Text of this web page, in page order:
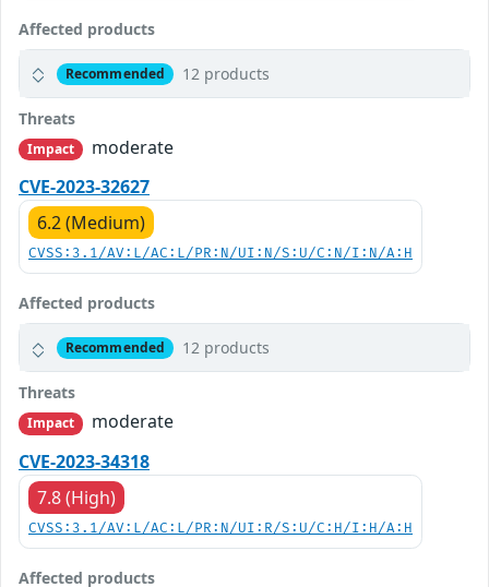
Affected products
Recommended 12 products
Threats
Impact
moderate
CVE-2023-32627
6.2 (Medium)
CVSS:3.1/AV:L/AC:L/PR:N/UI:N/S:U/C:N/I:N/A:H
Affected products
Recommended 12 products
Threats
Impact
moderate
CVE-2023-34318
7.8 (High)
CVSS:3.1/AV:L/AC:L/PR:N/UI:R/S:U/C:H/I:H/A:H
Affected products